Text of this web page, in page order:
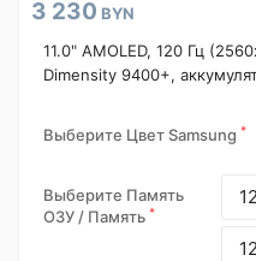
3 230 BYN
11.0" AMOLED, 120 Гц
Dimensity 9400+,
Выберите Цвет Samsung *
Выберите Память
ОЗУ / Память *